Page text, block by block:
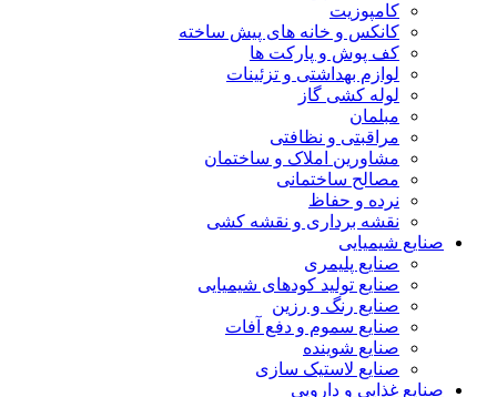
کامپوزیت
کانکس و خانه های پیش ساخته
کف پوش و پارکت ها
لوازم بهداشتی و تزئینات
لوله کشی گاز
مبلمان
مراقبتی و نظافتی
مشاورین املاک و ساختمان
مصالح ساختمانی
نرده و حفاظ
نقشه برداری و نقشه کشی
صنایع شیمیایی
صنایع پلیمری
صنایع تولید کودهای شیمیایی
صنایع رنگ و رزین
صنایع سموم و دفع آفات
صنایع شوینده
صنایع لاستیک سازی
صنایع غذایی و دارویی